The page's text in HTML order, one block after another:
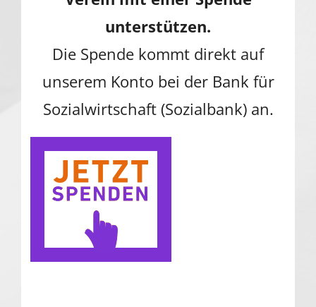
unterstützen.
Die Spende kommt direkt auf
unserem Konto bei der Bank für
Sozialwirtschaft (Sozialbank) an.